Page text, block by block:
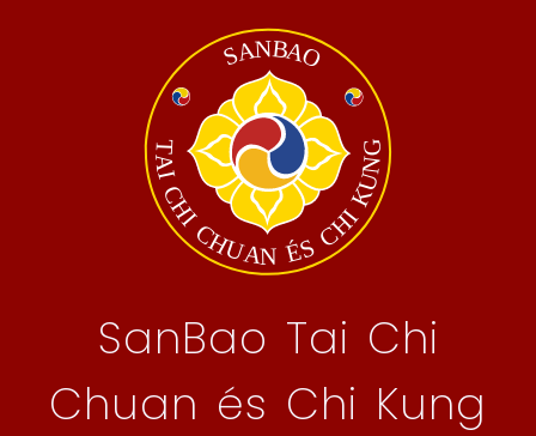
SanBao Tai Chi
Chuan és Chi Kung